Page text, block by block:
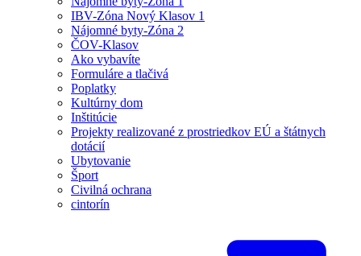
IBV-Zóna Nový Klasov 1
Nájomné byty-Zóna 2
ČOV-Klasov
Ako vybavíte
Formuláre a tlačivá
Poplatky
Kultúrny dom
Inštitúcie
Projekty realizované z prostriedkov EÚ a štátnych
dotácií
Ubytovanie
Šport
Civilná ochrana
cintorín